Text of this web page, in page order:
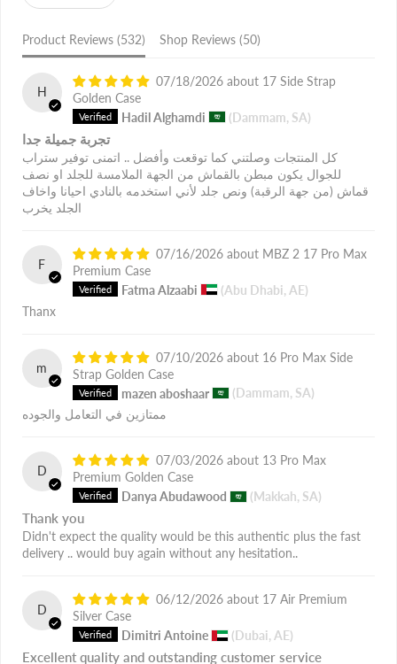
Product Reviews (532) Shop Reviews (50)
H
07/18/2026
17 Side Strap
Golden Case
Hadil Alghamdi
(Dammam, SA)
تجربة جميلة جدا
كل المنتجات وصلتني كما توقعت وأفضل .. اتمنى توفير ستراب
للجوال يكون مبطن بالقماش من الجهة الملامسة للجلد او نصف
قماش (من جهة الرقبة) ونص جلد لأني استخدمه بالنادي احيانا واخاف
الجلد يخرب
F
07/16/2026
MBZ 2 17 Pro Max
Premium Case
Fatma Alzaabi
(Abu Dhabi, AE)
Thanx
m
07/10/2026
16 Pro Max Side
Strap Golden Case
mazen aboshaar
(Dammam, SA)
ممتازين في التعامل والجوده
D
07/03/2026
13 Pro Max
Premium Golden Case
Danya Abudawood
(Makkah, SA)
Thank you
Didn't expect the quality would be this authentic plus the fast
delivery .. would buy again without any hesitation..
D
06/12/2026
17 Air Premium
Silver Case
Dimitri Antoine
(Dubai, AE)
Excellent quality and outstanding customer service